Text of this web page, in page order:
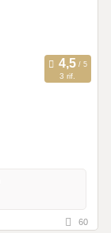
3 rif.
60